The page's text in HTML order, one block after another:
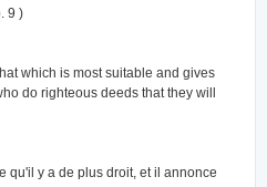
9 )
which is most suitable and gives
do righteous deeds that they will
qu'il y a de plus droit, et il annonce